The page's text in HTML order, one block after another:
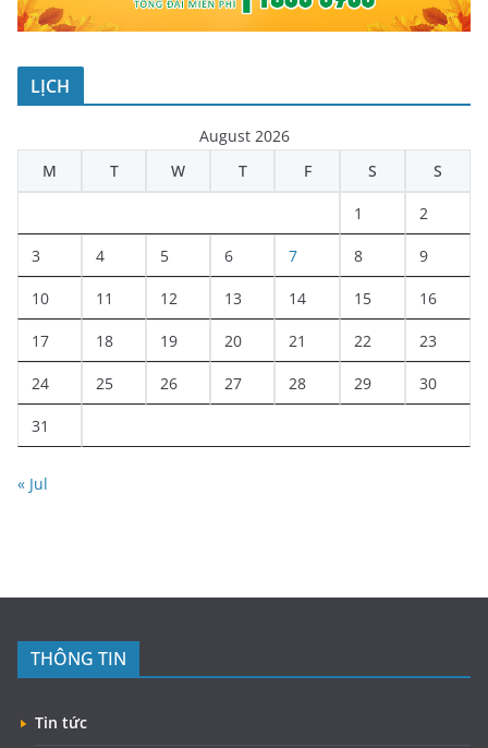
LỊCH
August 2026
M
T W T F S S
1 2
3 4 5 6 7 8 9
10 11 12 13 14 15 16
17 18 19 20 21 22 23
24 25 26 27 28 29 30
31
« Jul
THÔNG TIN
Tin tức